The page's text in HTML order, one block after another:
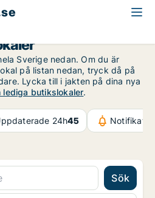
Sverige nedan. Om du är
på listan nedan, tryck då på
Lycka till i jakten på dina nya
lediga butikslokaler.
24h45
Sök